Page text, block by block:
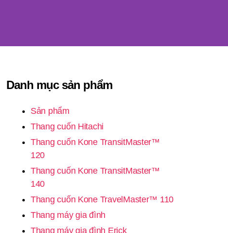
Danh mục sản phẩm
Sản phẩm
Thang cuốn Hitachi
Thang cuốn Kone TransitMaster™
120
Thang cuốn Kone TransitMaster™
140
Thang cuốn Kone TravelMaster™ 110
Thang máy gia đình
Thang máy gia đình Erick